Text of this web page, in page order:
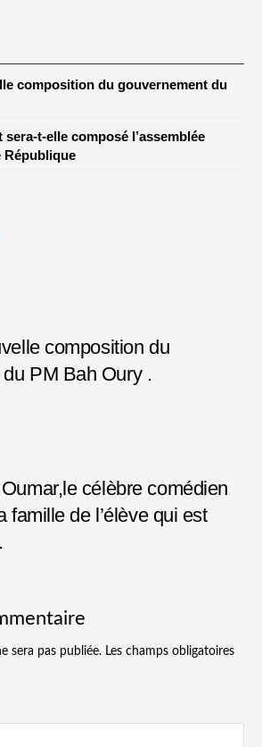
composition du gouvernement du
t-elle composé l’assemblée
République
composition du
PM Bah Oury .
célèbre comédien
famille de l’élève qui est
sera pas publiée. Les champs obligatoires